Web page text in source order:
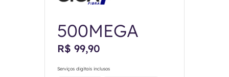
500MEGA
R$ 99,90
Serviços digitais inclusos